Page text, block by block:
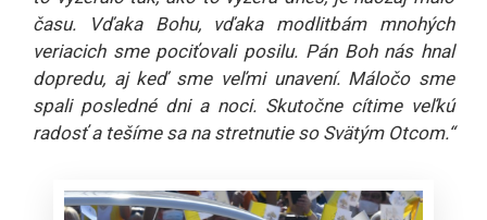
času. Vďaka Bohu, vďaka modlitbám mnohých
veriacich sme pociťovali posilu. Pán Boh nás hnal
dopredu, aj keď sme veľmi unavení. Máločo sme
spali posledné dni a noci. Skutočne cítime veľkú
radosť a tešíme sa na stretnutie so Svätým Otcom.“